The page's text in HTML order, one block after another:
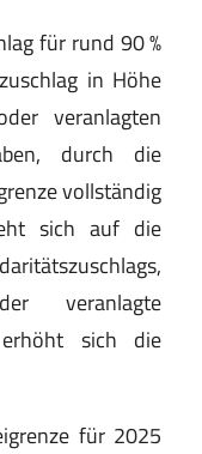
für rund 90 %
in Höhe
veranlagten
durch die
vollständig
sich auf die
veranlagte
sich die
für 2025